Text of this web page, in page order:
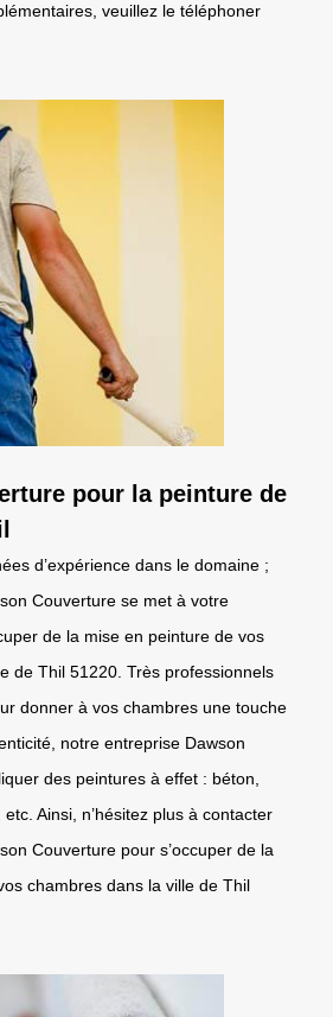
veuillez le téléphoner
pour la peinture de
d’expérience dans le domaine ;
Couverture se met à votre
de la mise en peinture de vos
de Thil 51220. Très professionnels
donner à vos chambres une touche
notre entreprise Dawson
des peintures à effet : béton,
Ainsi, n’hésitez plus à contacter
Couverture pour s’occuper de la
chambres dans la ville de Thil